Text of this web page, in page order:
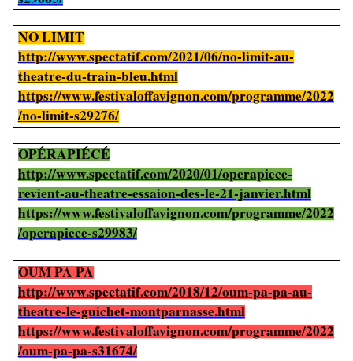
NO LIMIT
http://www.spectatif.com/2021/06/no-limit-au-
theatre-du-train-bleu.html
https://www.festivaloffavignon.com/programme/2022
/no-limit-s29276/
OPÉRAPIÉCÉ
http://www.spectatif.com/2020/01/operapiece-
revient-au-theatre-essaion-des-le-21-janvier.html
https://www.festivaloffavignon.com/programme/2022
/operapiece-s29983/
OUM PA PA
http://www.spectatif.com/2018/12/oum-pa-pa-au-
theatre-le-guichet-montparnasse.html
https://www.festivaloffavignon.com/programme/2022
/oum-pa-pa-s31674/